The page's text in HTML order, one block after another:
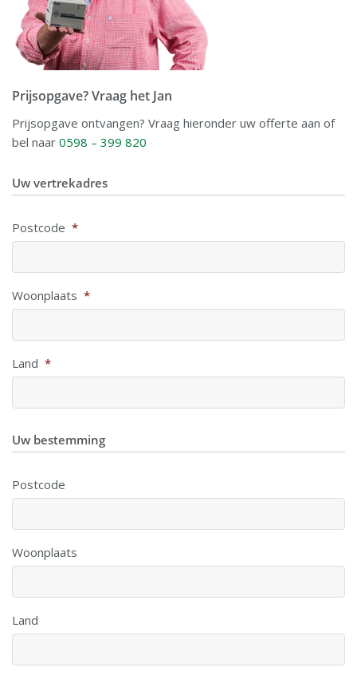
Prijsopgave? Vraag het Jan
Prijsopgave ontvangen? Vraag hieronder uw offerte aan of
bel naar 0598 – 399 820
Uw vertrekadres
Postcode *
Woonplaats *
Land *
Uw bestemming
Postcode
Woonplaats
Land